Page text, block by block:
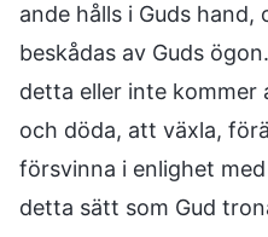
ande hålls i Guds hand,
beskådas av Guds
detta eller inte kommer
och döda, att växla,
försvinna i enlighet
detta sätt som Gud